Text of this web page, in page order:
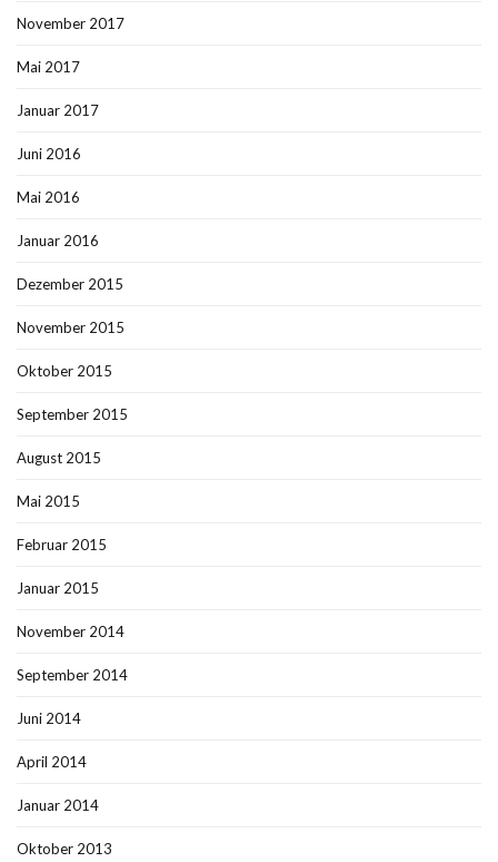
November 2017
Mai 2017
Januar 2017
Juni 2016
Mai 2016
Januar 2016
Dezember 2015
November 2015
Oktober 2015
September 2015
August 2015
Mai 2015
Februar 2015
Januar 2015
November 2014
September 2014
Juni 2014
April 2014
Januar 2014
Oktober 2013